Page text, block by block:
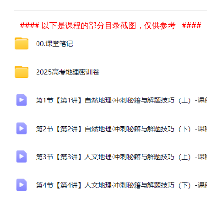
#### 以下是课程的部分目录截图，仅供参考 ####